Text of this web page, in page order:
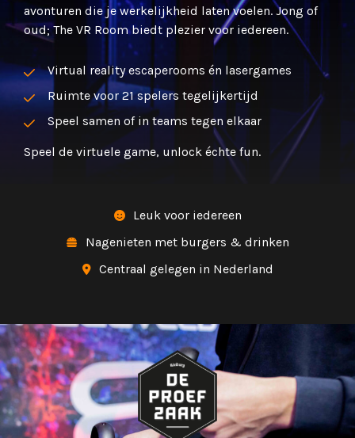
avonturen die je werkelijkheid laten voelen. Jong of
oud; The VR Room biedt plezier voor iedereen.
Virtual reality escaperooms én lasergames
Ruimte voor 21 spelers tegelijkertijd
Speel samen of in teams tegen elkaar
Speel de virtuele game, unlock échte fun.
 Leuk voor iedereen
 Nagenieten met burgers & drinken
 Centraal gelegen in Nederland